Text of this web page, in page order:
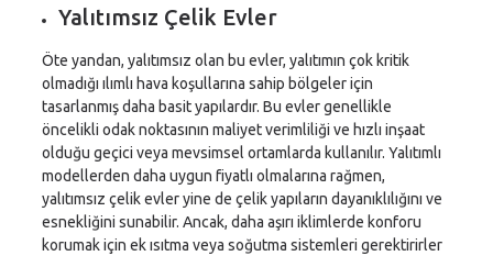
Yalıtımsız Çelik Evler
Öte yandan, yalıtımsız olan bu evler, yalıtımın çok kritik
olmadığı ılımlı hava koşullarına sahip bölgeler için
tasarlanmış daha basit yapılardır. Bu evler genellikle
öncelikli odak noktasının maliyet verimliliği ve hızlı inşaat
olduğu geçici veya mevsimsel ortamlarda kullanılır. Yalıtımlı
modellerden daha uygun fiyatlı olmalarına rağmen,
yalıtımsız çelik evler yine de çelik yapıların dayanıklılığını ve
esnekliğini sunabilir. Ancak, daha aşırı iklimlerde konforu
korumak için ek ısıtma veya soğutma sistemleri gerektirirler